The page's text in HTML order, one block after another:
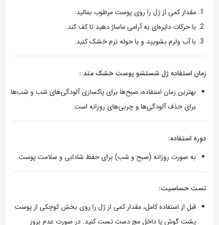
مقدار کمی از ژل را روی پوست مرطوب بمالید.
با حرکات دایره‌ای به آرامی ماساژ دهید تا کف کند.
با آب ولرم بشویید و با حوله نرم خشک کنید.
زمان استفاده ژل شستشو پوست خشک متد :
بهترین زمان استفاده، صبح‌ها برای پاکسازی آلودگی‌های شب و شب‌ها
برای حذف آلودگی‌ها و چربی‌های روزانه است.
دوره استفاده:
به صورت روزانه (صبح و شب) برای حفظ شادابی و سلامت پوست.
تست حساسیت:
قبل از استفاده کامل، مقدار کمی از ژل را روی بخش کوچکی از پوست
پشت گوش یا داخل مچ دست تست کنید. در صورت عدم بروز